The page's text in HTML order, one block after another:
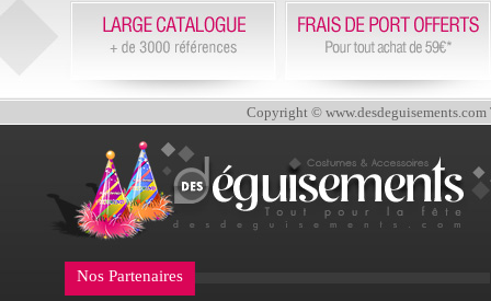
Copyright © www.desdeguisements.com
Nos Partenaires